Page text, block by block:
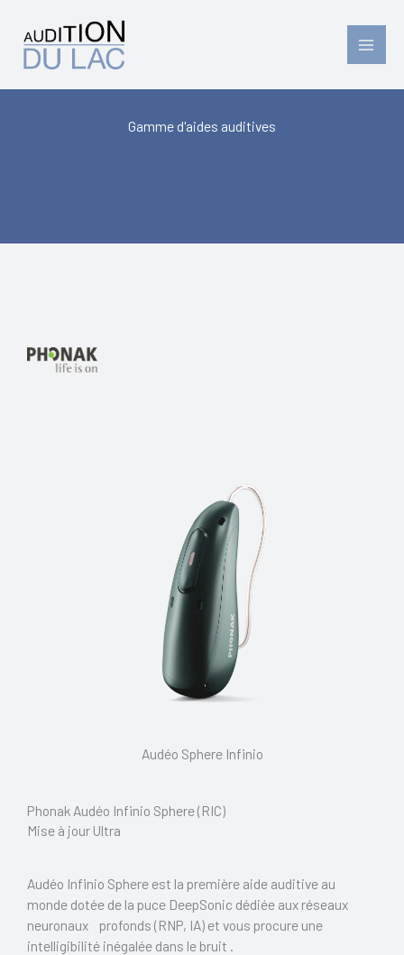
contenu
Gamme d'aides auditives
Audéo Sphere Infinio
Phonak Audéo Infinio Sphere (RIC)
Mise à jour Ultra
Audéo Infinio Sphere est la première aide auditive au
monde dotée de la puce DeepSonic dédiée aux réseaux
neuronaux profonds (RNP, IA) et vous procure une
intelligibilité inégalée dans le bruit .